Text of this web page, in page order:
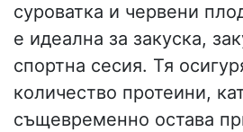
суроватка и червени
е идеална за закуска,
спортна сесия. Тя
количество протеини,
същевременно остава